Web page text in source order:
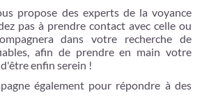
propose des experts de la voyance
pas à prendre contact avec celle ou
dans votre recherche de
afin de prendre en main votre
enfin serein !
également pour répondre à des